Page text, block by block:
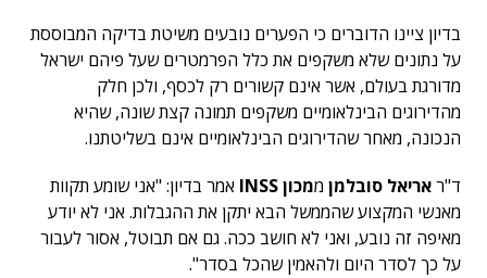
בדיון ציינו הדוברים כי הפערים נובעים משיטת בדיקה המבוססת
על נתונים שלא משקפים את כלל הפרמטרים שעל פיהם ישראל
מדורגת בעולם, אשר אינם קשורים רק לכסף, ולכן חלק
מהדירוגים הבינלאומיים משקפים תמונה קצת שונה, שהיא
הנכונה, מאחר שהדירוגים הבינלאומיים אינם בשליטתנו.
ד"ראריאל סובלמן ממכון INSS
אמר בדיון: "אני שומע תקוות
מאנשי המקצוע שהממשל הבא יתקן את ההגבלות. אני לא יודע
מאיפה זה נובע, ואני לא חושב ככה. גם אם תבוטל, אסור לעבור
על כך לסדר היום ולהאמין שהכל בסדר".